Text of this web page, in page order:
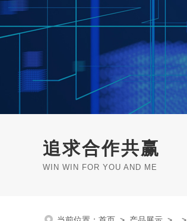
追求合作共赢
WIN WIN FOR YOU AND ME